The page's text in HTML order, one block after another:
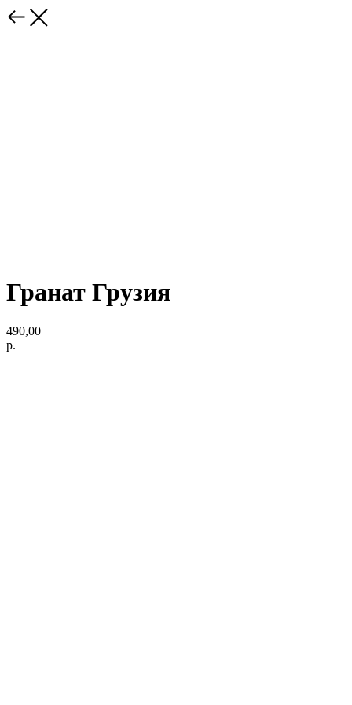
Гранат Грузия
490,00
р.